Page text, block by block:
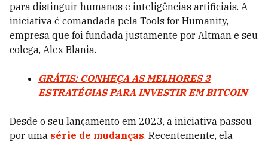
para distinguir humanos e inteligências artificiais. A
iniciativa é comandada pela Tools for Humanity,
empresa que foi fundada justamente por Altman e seu
colega, Alex Blania.
GRÁTIS: CONHEÇA AS MELHORES 3
ESTRATÉGIAS PARA INVESTIR EM BITCOIN
Desde o seu lançamento em 2023, a iniciativa passou
por uma série de mudanças. Recentemente, ela